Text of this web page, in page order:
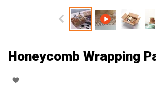
Honeycomb Wrapping